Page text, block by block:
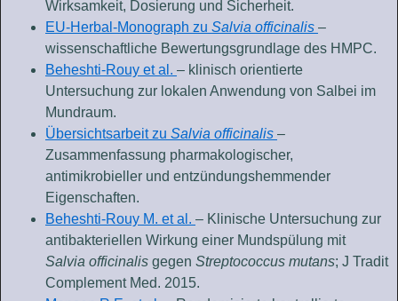
Wirksamkeit, Dosierung und Sicherheit.
EU-Herbal-Monograph zu Salvia officinalis –
wissenschaftliche Bewertungsgrundlage des HMPC.
Beheshti-Rouy et al. – klinisch orientierte
Untersuchung zur lokalen Anwendung von Salbei im
Mundraum.
Übersichtsarbeit zu Salvia officinalis –
Zusammenfassung pharmakologischer,
antimikrobieller und entzündungshemmender
Eigenschaften.
Beheshti-Rouy M. et al. – Klinische Untersuchung zur
antibakteriellen Wirkung einer Mundspülung mit
Salvia officinalis gegen Streptococcus mutans; J Tradit
Complement Med. 2015.